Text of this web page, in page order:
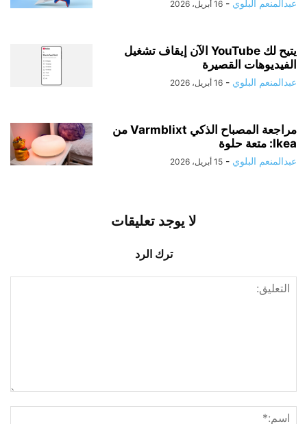
عبدالمنعم البلوي - 16 أبريل، 2026
يتيح لك YouTube الآن إيقاف تشغيل
الفيديوهات القصيرة
عبدالمنعم البلوي - 16 أبريل، 2026
مراجعة المصباح الذكي Varmblixt من
Ikea: متعة حلوة
عبدالمنعم البلوي - 15 أبريل، 2026
لا يوجد تعليقات
ترك الرد